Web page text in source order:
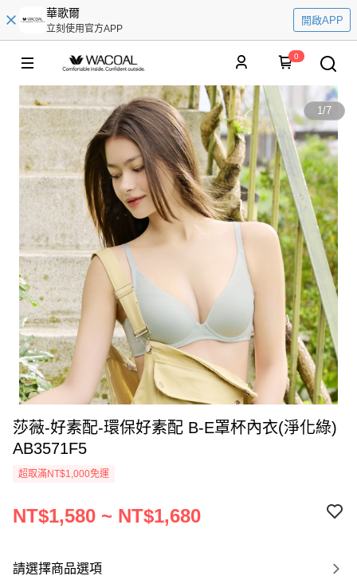
華歌爾
立刻使用官方APP
開啟APP
0
1/7
莎薇-好素配-環保好素配 B-E罩杯內衣(淨化綠)
AB3571F5
超取滿NT$1,000免運
NT$1,580 ~ NT$1,680
請選擇商品選項